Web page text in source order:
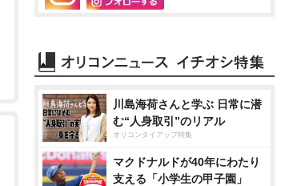
川島海荷さんと学ぶ 日常に潜
む“人身取引”のリアル
オリコンタイアップ特集
マクドナルドが40年にわたり
支える「小学生の甲子園」